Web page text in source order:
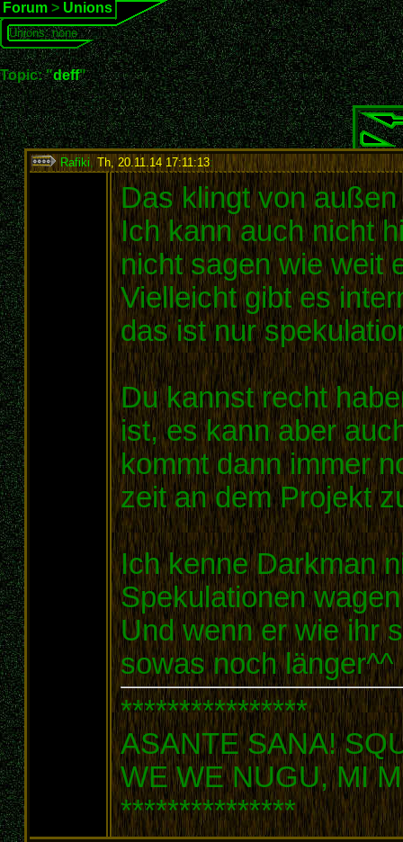
Forum > Unions
Unions: none
Topic: "deff"
Rafiki,Th, 20.11.14 17:11:13:
Das klingt von
Ich kann auch nicht
nicht sagen wie weit
Vielleicht gibt es
das ist nur
Du kannst recht
ist, es kann aber
kommt dann immer
zeit an dem Projekt
Ich kenne Darkman
Spekulationen
Und wenn er wie ihr
sowas noch länger^^
****************
ASANTE SANA!
WE WE NUGU, MI
***************